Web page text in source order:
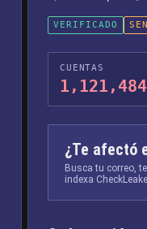
VERIFICADO
CUENTAS
1,121,484
¿Te afectó
Busca tu correo,
indexa